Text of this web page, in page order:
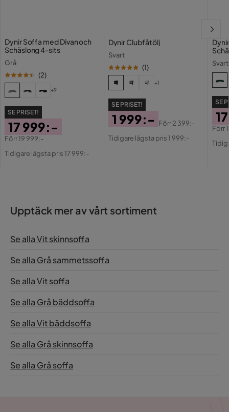
Tvättbar Nej
10 år
Stil
Utdragbar dagbädd Ja
Färg
Fotpall ingår
Orientering/Sida
Dynir Soffa med Divan och
Schäslong 4-sits
Grå
(2)
+9
SE PRISET!
Pris
17 999:-
Original
Förr19 999:-
Tidigare lägsta pris 17 999:-
Dynir Clubfåtölj
Svart
(1)
+1
SE PRISET!
Pris
1 999:-
Original
Förr2 399:-
Tidigare lägsta pris 1 999:-
SE
Förr
Upptäck mer av vårt sortiment
Se alla Vit skinnsoffa
Se alla Grå sammetssoffa
Se alla Vit soffa
Se alla Grå bäddsoffa
Se alla Vit bäddsoffa
Se alla Grå skinnsoffa
Se alla Grå soffa